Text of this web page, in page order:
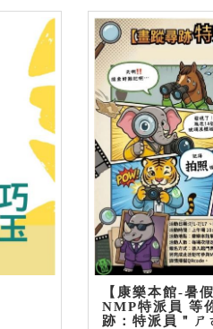
【康樂本館-暑
NMP特派員 等
跡：特派員＂ㄕ